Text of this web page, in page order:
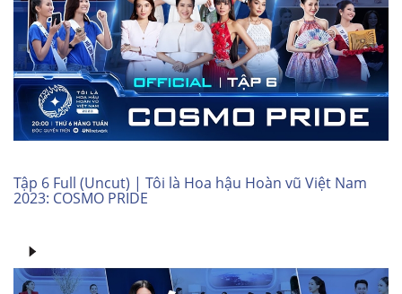
Tập 6 Full (Uncut) | Tôi là Hoa hậu Hoàn vũ Việt Nam
2023: COSMO PRIDE